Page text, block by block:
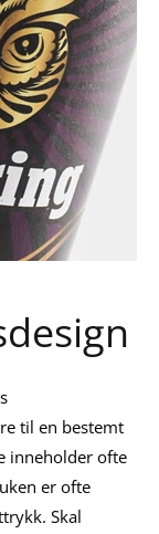
til en bestemt
inneholder ofte
er ofte
Skal